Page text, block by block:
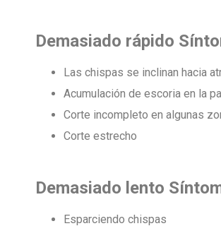
Demasiado rápido
Las chispas se inclinan hacia
Acumulación de escoria en la
Corte incompleto en algunas
Corte estrecho
Demasiado lento
Esparciendo chispas